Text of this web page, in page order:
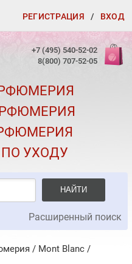
РЕГИСТРАЦИЯ / ВХОД
ЗАКАЗАМ
+7 (495) 540-52-02
8(800) 707-52-05
УХОДУ
НАЙТИ
Расширенный поиск
/ Mont Blanc /